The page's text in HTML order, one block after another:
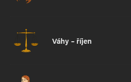
Váhy – říjen